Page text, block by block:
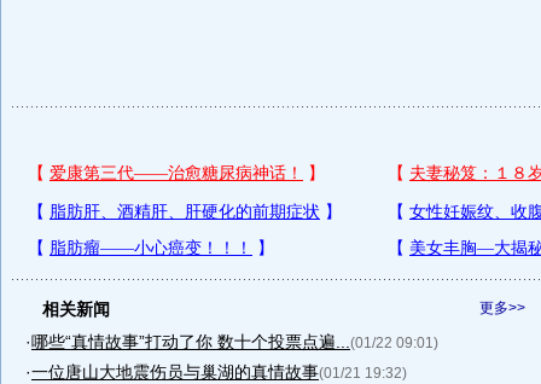
更多>>
相关新闻
·哪些“真情故事”打动了你 数十个投票点遍... (01/22 09:01)
·一位唐山大地震伤员与巢湖的真情故事(01/21 19:32)